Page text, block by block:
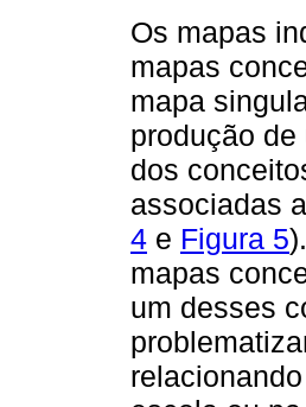
Os mapas
mapas
mapa
produção
dos
associadas
4 e Figura 5
mapas
um desses